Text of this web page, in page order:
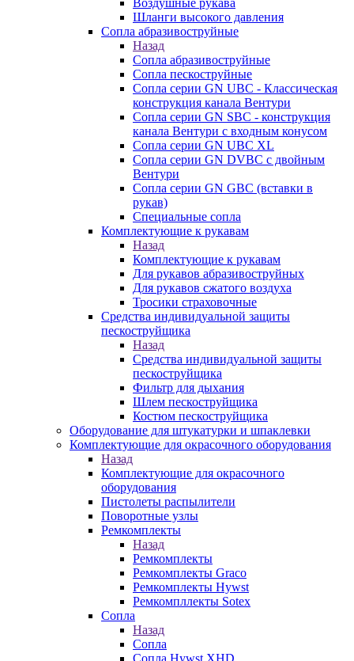
Воздушные рукава
Шланги высокого давления
Сопла абразивоструйные
Назад
Сопла абразивоструйные
Сопла пескоструйные
Сопла серии GN UBC - Классическая
конструкция канала Вентури
Сопла серии GN SBC - конструкция
канала Вентури c входным конусом
Сопла серии GN UBC XL
Сопла серии GN DVBC с двойным
Вентури
Сопла серии GN GBC (вставки в
рукав)
Специальные сопла
Комплектующие к рукавам
Назад
Комплектующие к рукавам
Для рукавов абразивоструйных
Для рукавов сжатого воздуха
Тросики страховочные
Средства индивидуальной защиты
пескоструйщика
Назад
Средства индивидуальной защиты
пескоструйщика
Фильтр для дыхания
Шлем пескоструйщика
Костюм пескоструйщика
Оборудование для штукатурки и шпаклевки
Комплектующие для окрасочного оборудования
Назад
Комплектующие для окрасочного
оборудования
Пистолеты распылители
Поворотные узлы
Ремкомплекты
Назад
Ремкомплекты
Ремкомплекты Graco
Ремкомплекты Hywst
Ремкомпллекты Sotex
Сопла
Назад
Сопла
Сопла Hywst XHD